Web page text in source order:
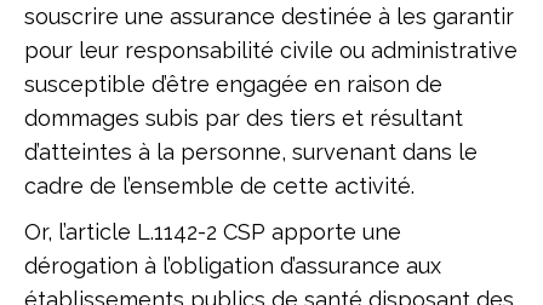
souscrire une assurance destinée à les garantir
pour leur responsabilité civile ou administrative
susceptible d’être engagée en raison de
dommages subis par des tiers et résultant
d’atteintes à la personne, survenant dans le
cadre de l’ensemble de cette activité.
Or, l’article L.1142-2 CSP apporte une
dérogation à l’obligation d’assurance aux
établissements publics de santé disposant des